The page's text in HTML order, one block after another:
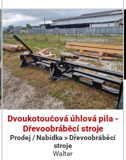
Dvoukotoučová úhlová pila -
Dřevoobráběcí stroje
Prodej / Nabídka > Dřevoobráběcí
stroje
Walter